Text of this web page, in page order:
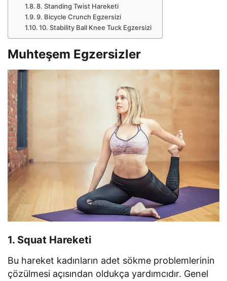
8. Standing Twist Hareketi
9. Bicycle Crunch Egzersizi
10. Stability Ball Knee Tuck Egzersizi
Muhteşem Egzersizler
1. Squat Hareketi
Bu hareket kadınların adet sökme problemlerinin
çözülmesi açısından oldukça yardımcıdır. Genel